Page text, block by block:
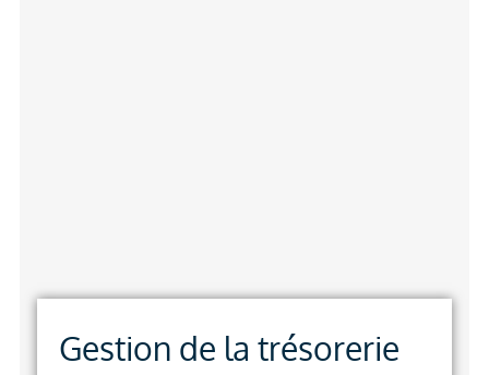
Gestion de la trésorerie